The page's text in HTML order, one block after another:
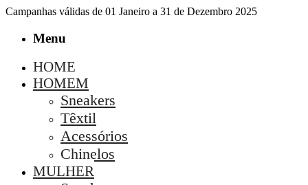
Campanhas válidas de 01 Janeiro a 31 de Dezembro 2025
Menu
HOME
HOMEM
Sneakers
Têxtil
Acessórios
Chinelos
MULHER